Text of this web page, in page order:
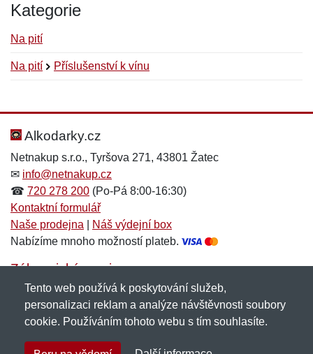
Kategorie
Na pití
Na pití Příslušenství k vínu
Hodnocení:
Jméno: *
Zpráva*
Jméno:
E-mail:*
Alkodarky.cz
Netnakup s.r.o., Tyršova 271, 43801 Žatec
✉ info@netnakup.cz
☎ 720 278 200 (Po-Pá 8:00-16:30)
Kontaktní formulář
Naše prodejna
Náš výdejní box
Nabízíme mnoho možností plateb.
Zákaznický servis
Novinky emailem
Copyright © 2007-2026 (19 let s vámi)Netnakup.cz
Tento web používá k poskytování služeb,
personalizaci reklam a analýze návštěvnosti soubory
cookie. Používáním tohoto webu s tím souhlasíte.